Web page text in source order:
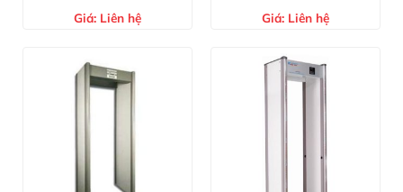
Giá: Liên hệ Giá: Liên hệ